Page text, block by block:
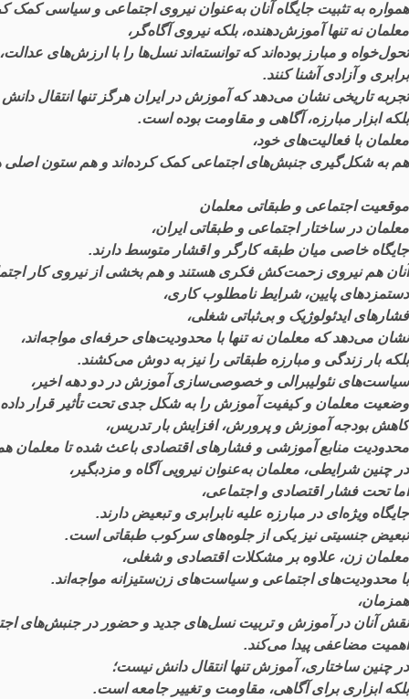
همواره به تثبیت جایگاه آنان بهعنوان نیروی اجتماعی و سیاسی کمک
معلمان نه تنها آموزشدهنده،بلکه نیروی آگاهگر،
تحولخواه و مبارز بودهاند که توانستهاند نسلها را با ارزشهای عدالت،
برابری و آزادی آشنا کنند.
تجربه تاریخی نشان میدهد که آموزش در ایران هرگز تنها انتقال دانش
بلکه ابزار مبارزه،آگاهی و مقاومت بوده است.
معلمان با فعالیتهای خود،
هم به شکلگیری جنبشهای اجتماعی کمک کردهاند و هم ستون اصلی
موقعیت اجتماعی و طبقاتی معلمان
معلمان در ساختار اجتماعی و طبقاتی ایران،
جایگاه خاصی میان طبقه کارگر و اقشار متوسط دارند.
آنان هم نیروی زحمتکش فکری هستند و هم بخشی از نیروی کار
دستمزدهای پایین،شرایط نامطلوب کاری،
فشارهای ایدئولوژیک و بیثباتی شغلی،
نشان میدهد که معلمان نه تنها با محدودیتهای حرفهای مواجهاند،
بلکه بار زندگی و مبارزه طبقاتی را نیز به دوش میکشند.
سیاستهای نئولیبرالی و خصوصیسازی آموزش در دو دهه اخیر،
وضعیت معلمان و کیفیت آموزش را به شکل جدی تحت تأثیر قرار داده
کاهش بودجه آموزش و پرورش،افزایش بار تدریس،
محدودیت منابع آموزشی و فشارهای اقتصادی باعث شده تا معلمان
در چنین شرایطی، معلمان بهعنوان نیرویی آگاه و مزدبگیر،
اما تحت فشار اقتصادی و اجتماعی،
جایگاه ویژهای در مبارزه علیه نابرابری و تبعیض دارند.
تبعیض جنسیتی نیز یکی از جلوههای سرکوب طبقاتی است.
معلمان زن، علاوه بر مشکلات اقتصادی و شغلی،
با محدودیتهای اجتماعی و سیاستهای زنستیزانه مواجهاند.
همزمان،
نقش آنان در آموزش و تربیت نسلهای جدید و حضور در جنبشهای
اهمیت مضاعفی پیدا میکند.
در چنین ساختاری،آموزش تنها انتقال دانش نیست؛
بلکه ابزاری برای آگاهی، مقاومت و تغییر جامعه است.